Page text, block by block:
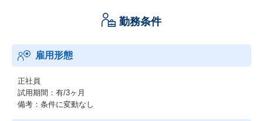
勤務条件
雇用形態
正社員
試用期間：有/3ヶ月
備考：条件に変動なし